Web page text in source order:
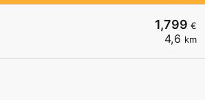
1,799 €
4,6 km